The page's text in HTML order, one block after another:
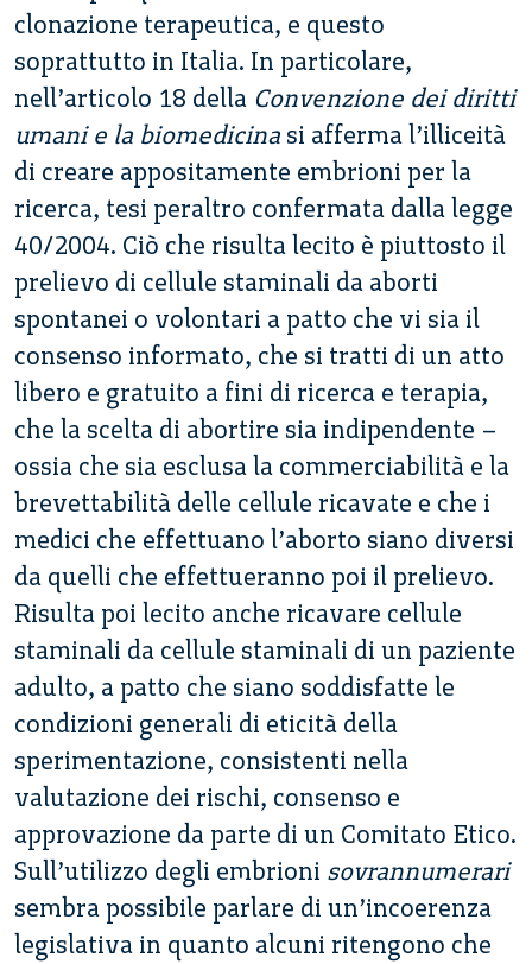
clonazione terapeutica, e questo
soprattutto in Italia. In particolare,
nell’articolo 18 della Convenzione dei diritti
umani e la biomedicina si afferma l’illiceità
di creare appositamente embrioni per la
ricerca, tesi peraltro confermata dalla legge
40/2004. Ciò che risulta lecito è piuttosto il
prelievo di cellule staminali da aborti
spontanei o volontari a patto che vi sia il
consenso informato, che si tratti di un atto
libero e gratuito a fini di ricerca e terapia,
che la scelta di abortire sia indipendente –
ossia che sia esclusa la commerciabilità e la
brevettabilità delle cellule ricavate e che i
medici che effettuano l’aborto siano diversi
da quelli che effettueranno poi il prelievo.
Risulta poi lecito anche ricavare cellule
staminali da cellule staminali di un paziente
adulto, a patto che siano soddisfatte le
condizioni generali di eticità della
sperimentazione, consistenti nella
valutazione dei rischi, consenso e
approvazione da parte di un Comitato Etico.
Sull’utilizzo degli embrioni sovrannumerari
sembra possibile parlare di un’incoerenza
legislativa in quanto alcuni ritengono che